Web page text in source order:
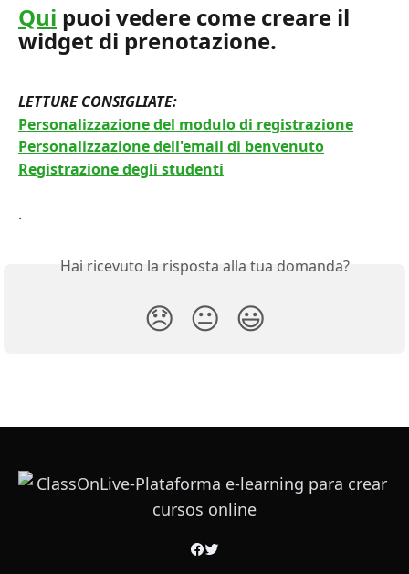
Qui puoi vedere come creare il
widget di prenotazione.
LETTURE CONSIGLIATE:
Personalizzazione del modulo di registrazione
Personalizzazione dell'email di benvenuto
Registrazione degli studenti
.
Hai ricevuto la risposta alla tua domanda?
😞 😐 😃